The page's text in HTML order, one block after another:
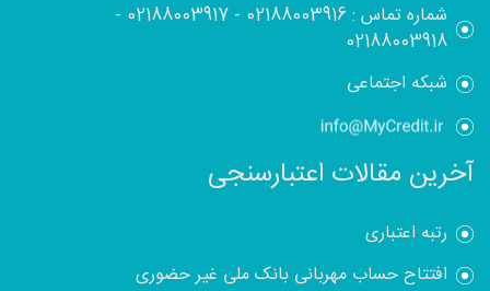
شماره تماس :02188003916
-
02188003917
-
02188003918
شبکه اجتماعی
آخرین مقالات اعتبارسنجی
رتبه اعتباری
افتتاح حساب مهربانی بانک ملی غیر حضوری